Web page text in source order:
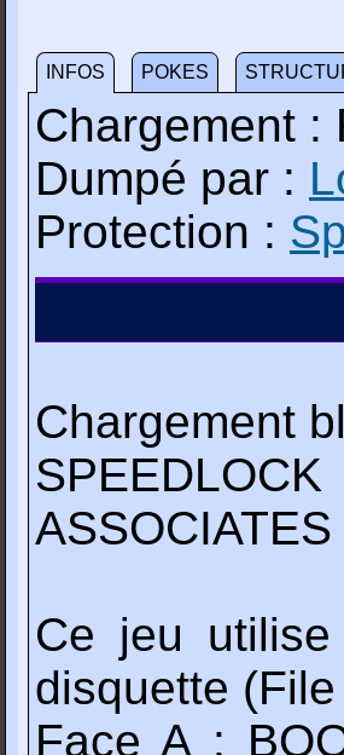
INFOS POKES
Chargement :
Dumpé par :
Protection :
Chargement
ASSOCIATES
Ce jeu
disquette
Face A :